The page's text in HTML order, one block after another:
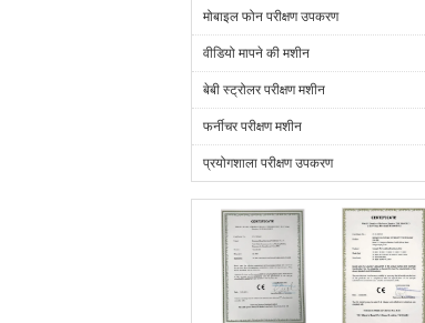
मोबाइल फोन परीक्षण उपकरण
वीडियो मापने की मशीन
बेबी स्ट्रोलर परीक्षण मशीन
फर्नीचर परीक्षण मशीन
प्रयोगशाला परीक्षण उपकरण